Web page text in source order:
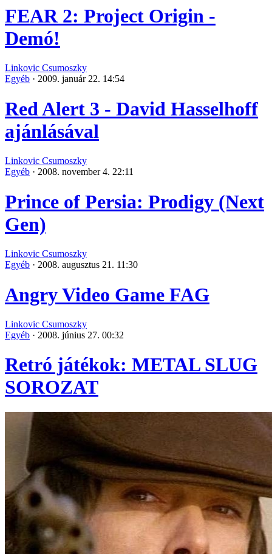
FEAR 2: Project Origin -
Demó!
Linkovic Csumoszky
Egyéb · 2009. január 22. 14:54
Red Alert 3 - David Hasselhoff
ajánlásával
Linkovic Csumoszky
Egyéb · 2008. november 4. 22:11
Prince of Persia: Prodigy (Next
Gen)
Linkovic Csumoszky
Egyéb · 2008. augusztus 21. 11:30
Angry Video Game FAG
Linkovic Csumoszky
Egyéb · 2008. június 27. 00:32
Retró játékok: METAL SLUG
SOROZAT